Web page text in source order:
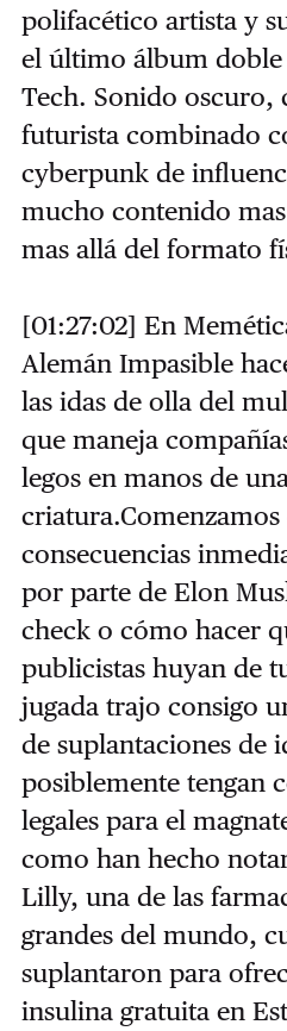
polifacético artista y
el último álbum doble
Tech. Sonido oscuro,
futurista combinado
cyberpunk de
mucho contenido
mas allá del formato
[01:27:02] En
Alemán Impasible
las idas de olla del
que maneja
legos en manos de
criatura.Comenzamos
consecuencias
por parte de Elon
check o cómo hacer
publicistas huyan de
jugada trajo consigo
de suplantaciones de
posiblemente tengan
legales para el
como han hecho
Lilly, una de las
grandes del mundo,
suplantaron para
insulina gratuita en